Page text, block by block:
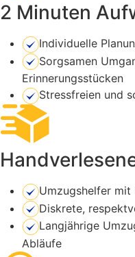
2 Minuten
Individuelle
Sorgsamen
Erinnerungsstücken
Stressfreien und
Umzugshelfer mit
Diskrete,
Langjährige
Abläufe